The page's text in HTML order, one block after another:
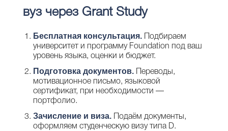
вуз через Grant Study
Бесплатная консультация. Подбираем
университет и программу Foundation под ваш
уровень языка, оценки и бюджет.
Подготовка документов. Переводы,
мотивационное письмо, языковой
сертификат, при необходимости —
портфолио.
Зачисление и виза. Подаём документы,
оформляем студенческую визу типа D.